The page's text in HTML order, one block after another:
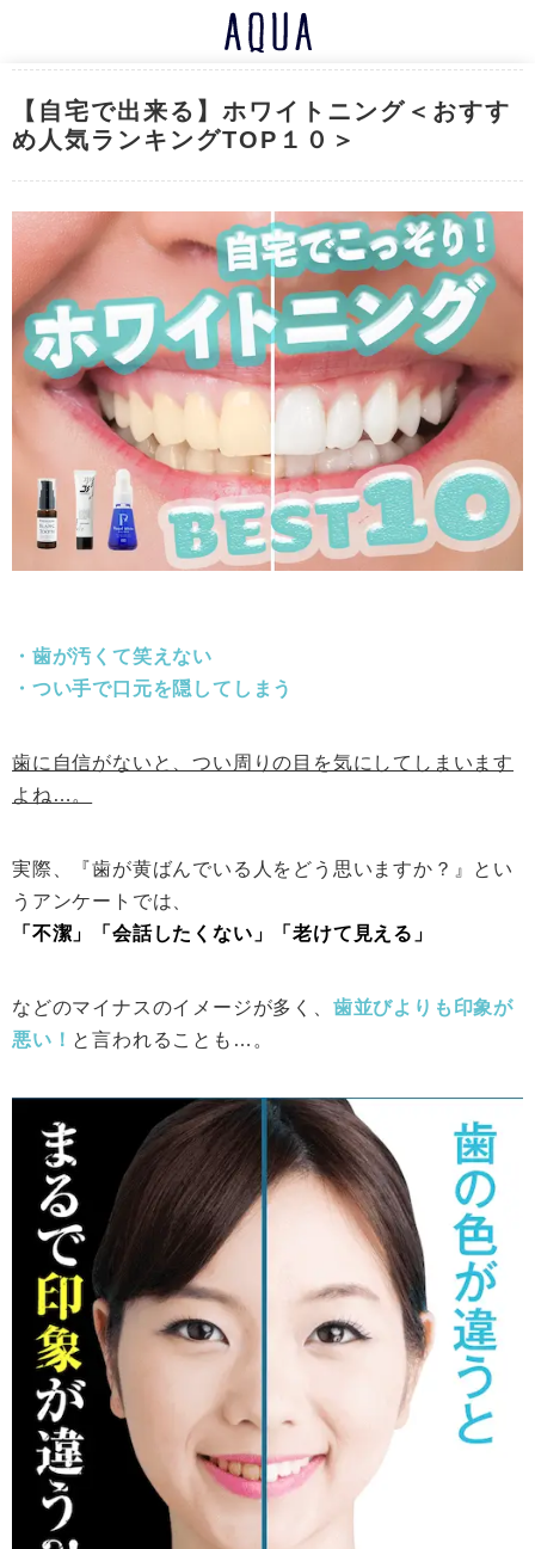
【自宅で出来る】ホワイトニング＜おすす
め人気ランキングTOP１０＞
・歯が汚くて笑えない
・つい手で口元を隠してしまう
歯に自信がないと、つい周りの目を気にしてしまいます
よね…。
実際、『歯が黄ばんでいる人をどう思いますか？』とい
うアンケートでは、
「不潔」「会話したくない」「老けて見える」
などのマイナスのイメージが多く、 歯並びよりも印象が
悪い！ と言われることも…。